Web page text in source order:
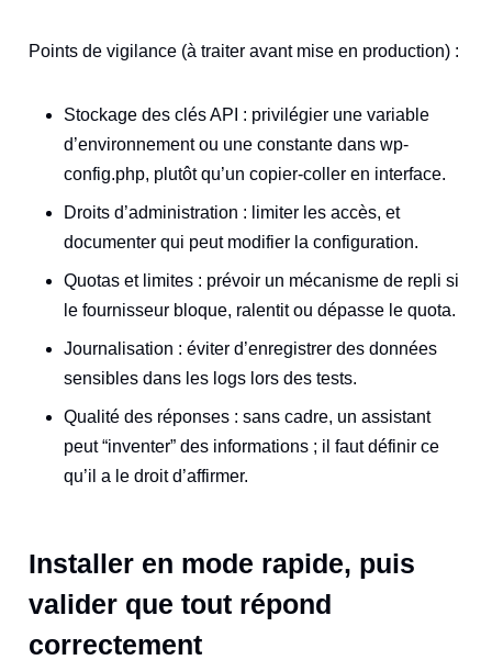
Points de vigilance (à traiter avant mise en production) :
Stockage des clés API : privilégier une variable
d’environnement ou une constante dans wp-
config.php, plutôt qu’un copier-coller en interface.
Droits d’administration : limiter les accès, et
documenter qui peut modifier la configuration.
Quotas et limites : prévoir un mécanisme de repli si
le fournisseur bloque, ralentit ou dépasse le quota.
Journalisation : éviter d’enregistrer des données
sensibles dans les logs lors des tests.
Qualité des réponses : sans cadre, un assistant
peut “inventer” des informations ; il faut définir ce
qu’il a le droit d’affirmer.
Installer en mode rapide, puis
valider que tout répond
correctement